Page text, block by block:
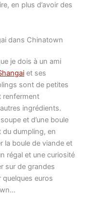
en plus d’avoir des
dans Chinatown
je dois à un ami
et ses
sont de petites
renferment
ingrédients.
et d’une boule
du dumpling, en
la boule de viande et
régal et une curiosité
sur de grandes
euros